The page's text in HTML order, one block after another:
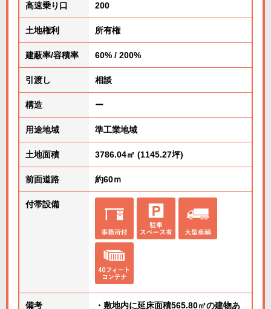
高速乗り口 200
土地権利 所有権
建蔽率/容積率 60% / 200%
引渡し 相談
構造 ー
用途地域 準工業地域
土地面積 3786.04㎡ (1145.27坪)
前面道路 約60ｍ
付帯設備
備考
・敷地内に延床面積565.80㎡の建物あ